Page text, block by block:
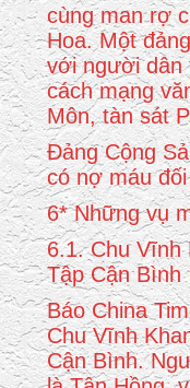
cùng man rợ
Hoa. Một
với người dân
cách mạng
Môn, tàn sát
Đảng Cộng
có nợ máu
6* Những vụ
6.1. Chu Vĩnh
Tập Cận Bình
Báo China
Chu Vĩnh
Cận Bình.